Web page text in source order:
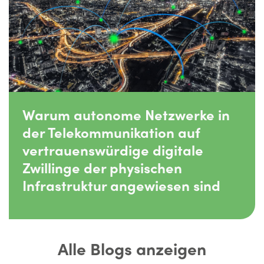
Warum autonome Netzwerke in
der Telekommunikation auf
vertrauenswürdige digitale
Zwillinge der physischen
Infrastruktur angewiesen sind
Alle Blogs anzeigen